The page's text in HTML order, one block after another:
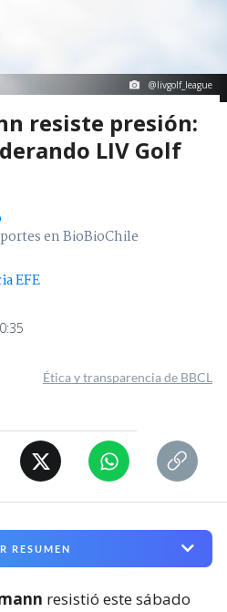
@livgolf_league
resiste presión:
LIV Golf
en BioBioChile
EFE
Ética y transparencia de BBCL
RESUMEN
resistió este sábado